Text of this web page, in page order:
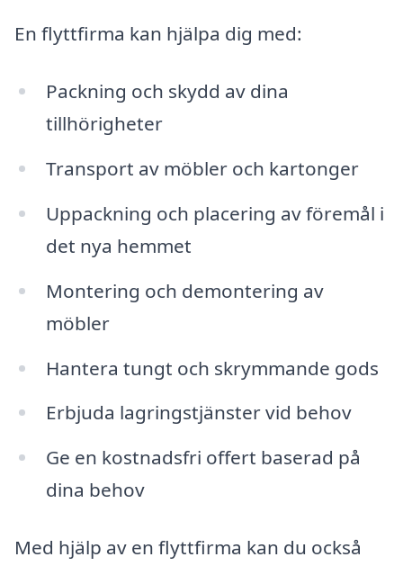
En flyttfirma kan hjälpa dig med:
Packning och skydd av dina
tillhörigheter
Transport av möbler och kartonger
Uppackning och placering av föremål i
det nya hemmet
Montering och demontering av
möbler
Hantera tungt och skrymmande gods
Erbjuda lagringstjänster vid behov
Ge en kostnadsfri offert baserad på
dina behov
Med hjälp av en flyttfirma kan du också